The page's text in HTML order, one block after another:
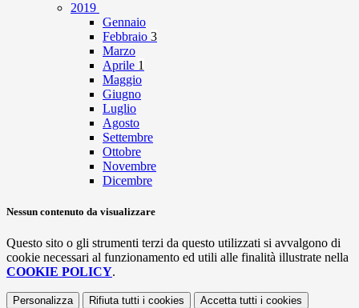
2019
Gennaio
Febbraio 3
Marzo
Aprile 1
Maggio
Giugno
Luglio
Agosto
Settembre
Ottobre
Novembre
Dicembre
Nessun contenuto da visualizzare
Questo sito o gli strumenti terzi da questo utilizzati si avvalgono di
cookie necessari al funzionamento ed utili alle finalità illustrate nella
COOKIE POLICY.
Personalizza Rifiuta tutti i cookies Accetta tutti i cookies